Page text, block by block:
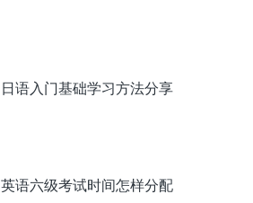
日语入门基础学习方法分享
英语六级考试时间怎样分配